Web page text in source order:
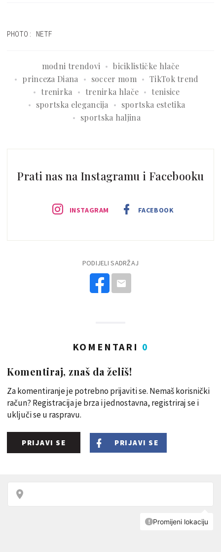
PHOTO: NETF
modni trendovi
biciklističke hlače
princeza Diana
soccer mom
TikTok trend
trenirka
trenirka hlače
tenisice
sportska elegancija
sportska estetika
sportska haljina
Prati nas na Instagramu i Facebooku
INSTAGRAM FACEBOOK
PODIJELI SADRŽAJ
KOMENTARI 0
Komentiraj, znaš da želiš!
Za komentiranje je potrebno prijaviti se. Nemaš korisnički
račun? Registracija je brza i jednostavna, registriraj se i
uključi se u raspravu.
PRIJAVI SE PRIJAVI SE